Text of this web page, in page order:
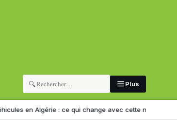
🔍 Plus
Algérie : ce qui change avec cette nouvelle décision